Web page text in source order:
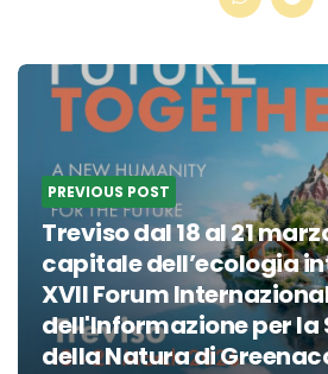
Post
navigation
PREVIOUS POST
Treviso dal 18 al 21
capitale dell’ecologia
XVII Forum
dell'Informazione per
della Natura di